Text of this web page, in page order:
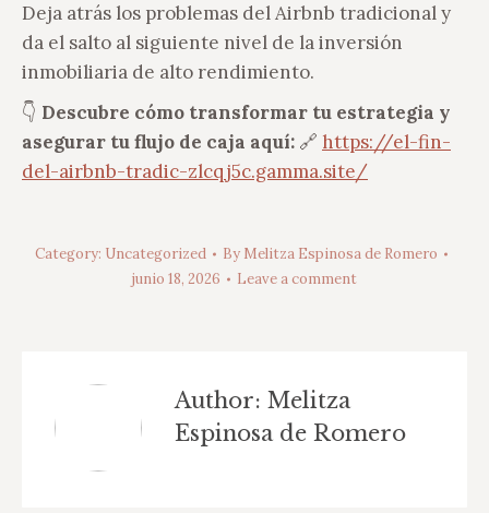
Deja atrás los problemas del Airbnb tradicional y
da el salto al siguiente nivel de la inversión
inmobiliaria de alto rendimiento.
👇 Descubre cómo transformar tu estrategia y
asegurar tu flujo de caja aquí: 🔗 https://el-fin-
del-airbnb-tradic-zlcqj5c.gamma.site/
Category: Uncategorized By Melitza Espinosa de Romero
junio 18, 2026
Leave a comment
Author: Melitza
Espinosa de Romero